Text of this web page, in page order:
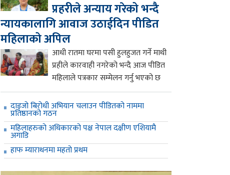
प्रहरीले अन्याय गरेको भन्दै
न्यायकालागि आवाज उठाईदिन पीडित
महिलाको अपिल
आधी रातमा घरमा पसी हुलहुजत गर्ने माथी
प्रहीले कारवाही नगरेको भन्दै आज पीडित
महिलाले पत्रकार सम्मेलन गर्नु भएको छ
दाइजो बिरोधी अभियान चलाउन पीडितको नाममा
प्रतिष्ठानको गठन
महिलाहरुको अधिकारको पक्ष नेपाल दक्षीण एशियामै
अगाडि
हाफ म्याराथनमा महतो प्रथम